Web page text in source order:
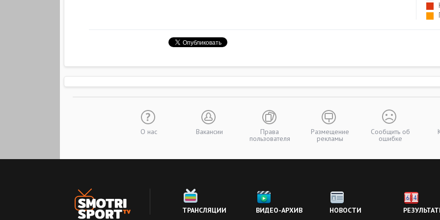
О нас Вакансии Права
пользователя
Размещение
рекламы
Сообщить об
ошибке
ТРАНСЛЯЦИИ ВИДЕО-АРХИВ НОВОСТИ